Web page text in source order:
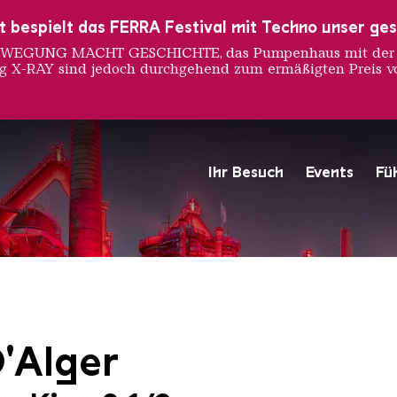
Ihr Besuch Events
Hochofengruppe in Rot
Copyright: Weltkulturerbe
bespielt das FERRA Festival mit Techno unser
MACHT GESCHICHTE, das Pumpenhaus mit
RAY sind jedoch durchgehend zum ermäßigten Preis